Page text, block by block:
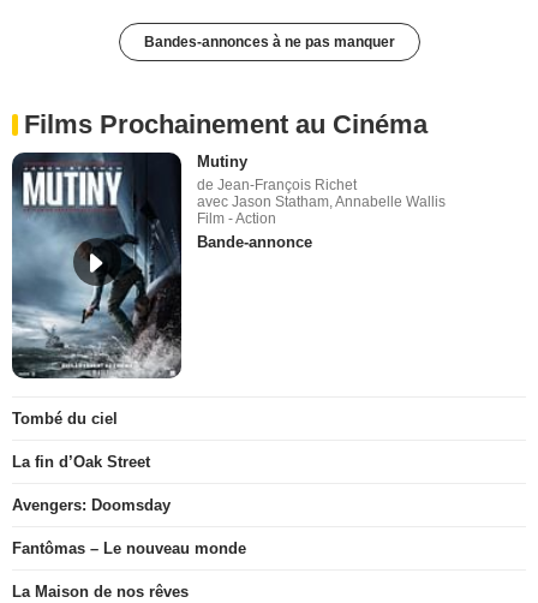
Bandes-annonces à ne pas manquer
Films Prochainement au Cinéma
Mutiny
de Jean-François Richet
avec Jason Statham, Annabelle Wallis
Film - Action
Bande-annonce
Tombé du ciel
La fin d’Oak Street
Avengers: Doomsday
Fantômas – Le nouveau monde
La Maison de nos rêves